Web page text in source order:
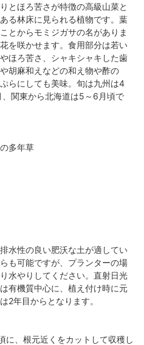
とほろ苦さが特徴の高級山菜と
る林床に見られる植物です。葉
とからモミジガサの名がありま
を咲かせます。食用部分は若い
ほろ苦さ、シャキシャキした歯
胡麻和えなどの和え物や酢の
らにしても美味。旬は九州は4
関東から北海道は5～6月頃で
多年草
水性の良い肥沃な土が適してい
も可能ですが、プランターの場
水やりしてください。直射日光
有機質中心に、植え付け時に元
2年目からとなります。
、根元近くをカットして収穫し